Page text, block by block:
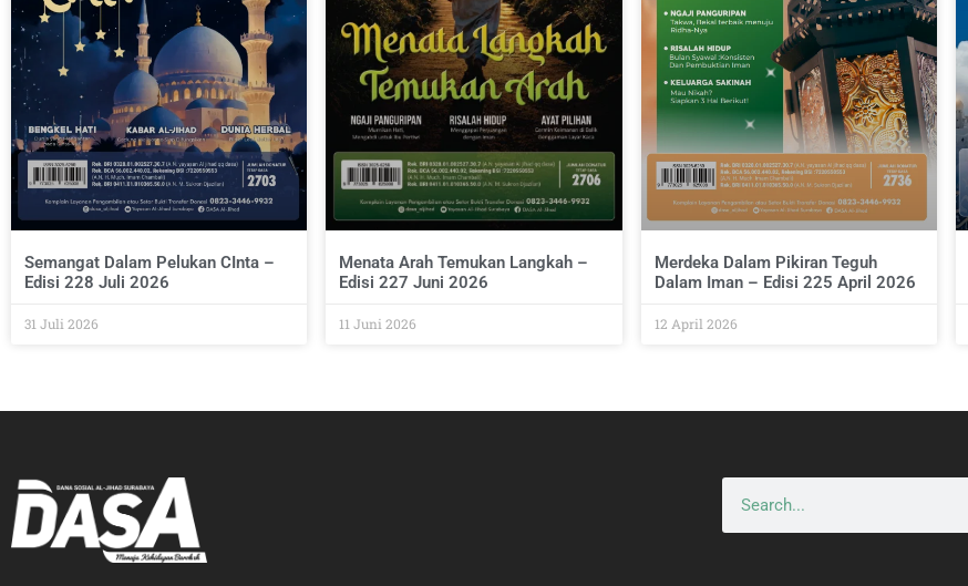
Semangat Dalam Pelukan CInta –
Edisi 228 Juli 2026
31 Juli 2026
Menata Arah Temukan Langkah –
Edisi 227 Juni 2026
11 Juni 2026
Merdeka Dalam Pikiran Teguh
Dalam Iman – Edisi 225 April 2026
12 April 2026